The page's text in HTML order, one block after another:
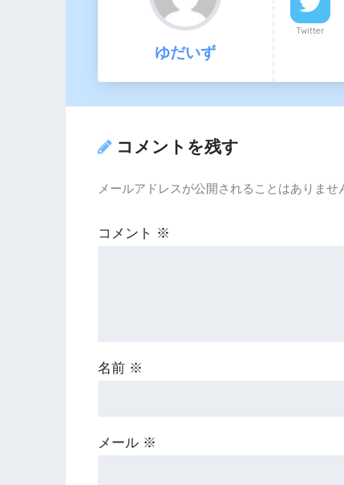
ゆだいず
Twitter
コメントを残す
メールアドレスが公開されることはありませ
コメント ※
名前 ※
メール ※